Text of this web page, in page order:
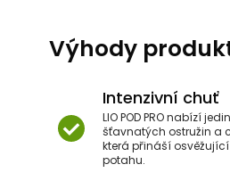
Výhody
Intenzivní chuť
LIO POD PRO nabízí
šťavnatých ostružin a
která přináší
potahu.